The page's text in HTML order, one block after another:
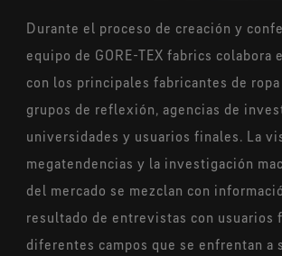
Durante el proceso de creación y
equipo de GORE-TEX fabrics colabora
con los principales fabricantes de
grupos de reflexión, agencias de
universidades y usuarios finales. La
megatendencias y la investigación
del mercado se mezclan con
resultado de entrevistas con usuarios
diferentes campos que se enfrentan a